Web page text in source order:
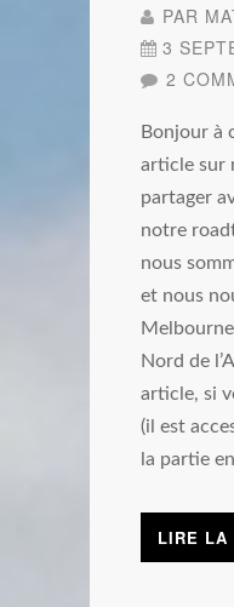
PAR
3
2
Bonjour à
article sur
partager
notre
nous
et nous
Nord de
article, si
(il est
la partie
LIRE LA